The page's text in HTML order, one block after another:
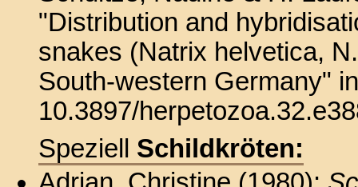
"Distribution and
snakes (Natrix helvetica,
South-western Germany"
10.3897/
Speziell Schildkröten: